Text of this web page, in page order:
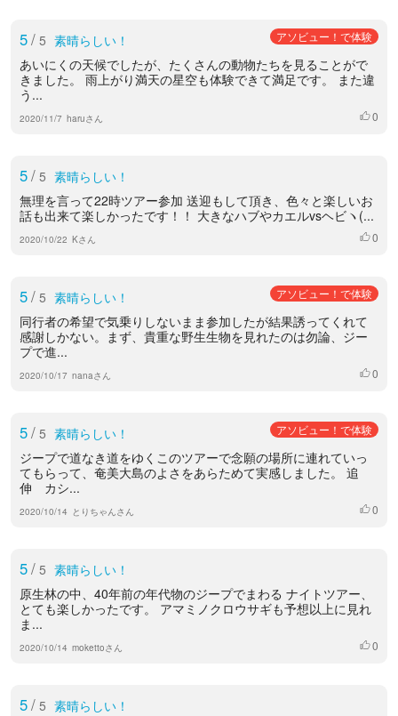
5/ 5 素晴らしい！ アソビュー！で体験
あいにくの天候でしたが、たくさんの動物たちを見ることがで
きました。 雨上がり満天の星空も体験できて満足です。 また違
う...
2020/11/7 haruさん いいね
0
5/ 5 素晴らしい！
無理を言って22時ツアー参加 送迎もして頂き、色々と楽しいお
話も出来て楽しかったです！！ 大きなハブやカエルvsヘビヽ(...
2020/10/22 Kさん いいね
0
5/ 5 素晴らしい！ アソビュー！で体験
同行者の希望で気乗りしないまま参加したが結果誘ってくれて
感謝しかない。まず、貴重な野生生物を見れたのは勿論、ジー
プで進...
2020/10/17 nanaさん いいね
0
5/ 5 素晴らしい！ アソビュー！で体験
ジープで道なき道をゆくこのツアーで念願の場所に連れていっ
てもらって、奄美大島のよさをあらためて実感しました。 追
伸 カシ...
2020/10/14 とりちゃんさん いいね
0
5/ 5 素晴らしい！
原生林の中、40年前の年代物のジープでまわる ナイトツアー、
とても楽しかったです。 アマミノクロウサギも予想以上に見れ
ま...
2020/10/14 mokettoさん いいね
0
5/ 5 素晴らしい！